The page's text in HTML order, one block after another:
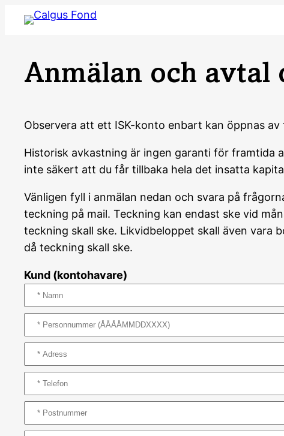
Hoppa
Anmälan och avtal
Observera att ett ISK-konto enbart kan öppnas
Historisk avkastning är ingen garanti för framtida
inte säkert att du får tillbaka hela det insatta
Vänligen fyll i anmälan nedan och svara på
teckning på mail. Teckning kan endast ske vid
teckning skall ske. Likvidbeloppet skall även vara
då teckning skall ske.
Kund (kontohavare)